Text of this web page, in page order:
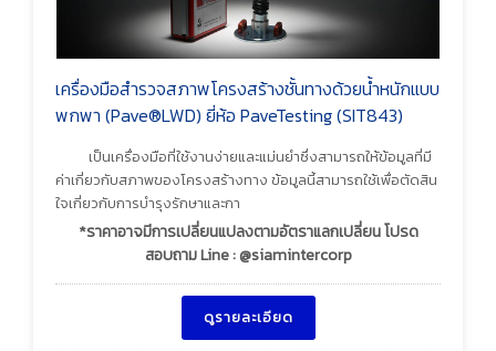
เครื่องมือสำรวจสภาพโครงสร้างชั้นทางด้วยน้ำหนักแบบ
พกพา (Pave®LWD) ยี่ห้อ PaveTesting (SIT843)
เป็นเครื่องมือที่ใช้งานง่ายและแม่นยำซึ่งสามารถให้ข้อมูลที่มี
ค่าเกี่ยวกับสภาพของโครงสร้างทาง ข้อมูลนี้สามารถใช้เพื่อตัดสิน
ใจเกี่ยวกับการบำรุงรักษาและกา
*ราคาอาจมีการเปลี่ยนแปลงตามอัตราแลกเปลี่ยน โปรด
สอบถาม Line : @siamintercorp
ดูรายละเอียด